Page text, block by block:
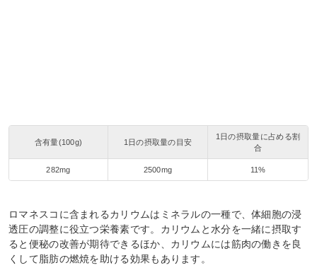
含有量(100g) 1日の摂取量の目安
1日の摂取量に占める割
合
282mg 2500mg 11%
ロマネスコに含まれるカリウムはミネラルの一種で、体細胞の浸
透圧の調整に役立つ栄養素です。カリウムと水分を一緒に摂取す
ると便秘の改善が期待できるほか、カリウムには筋肉の働きを良
くして脂肪の燃焼を助ける効果もあります。